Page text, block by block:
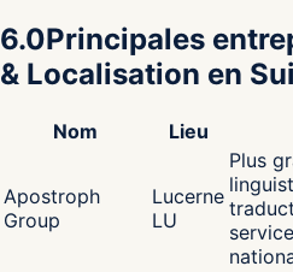
6.0Principales
& Localisation en
Nom Lieu
Apostroph
Group
Lucerne
LU
Plus